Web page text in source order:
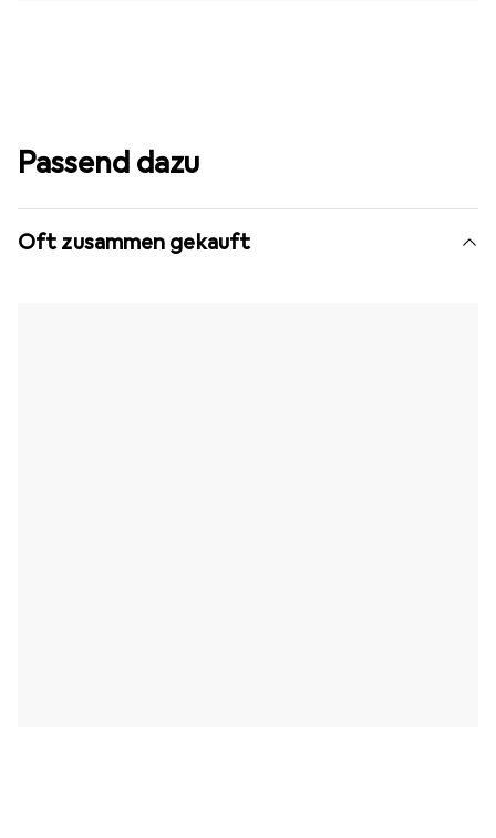
Passend dazu
Oft zusammen gekauft